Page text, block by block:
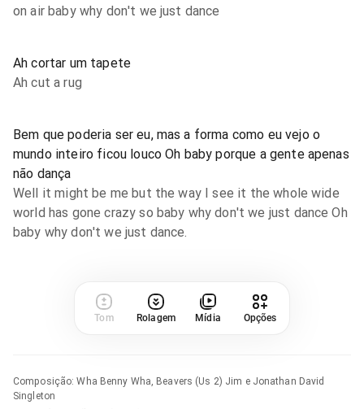
on air baby why don't we just dance
Ah cortar um tapete
Ah cut a rug
Bem que poderia ser eu, mas a forma como eu vejo o
mundo inteiro ficou louco Oh baby porque a gente apenas
não dança
Well it might be me but the way I see it the whole wide
world has gone crazy so baby why don't we just dance Oh
baby why don't we just dance.
Tom Rolagem Mídia Opções
Composição:Wha Benny Wha, Beavers (Us 2) Jim e Jonathan David
Singleton